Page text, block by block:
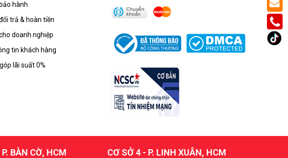
hành
trả & hoàn tiền
doanh nghiệp
tin khách hàng
lãi suất 0%
BÀN CỜ, HCM CƠ SỞ 4 - P. LINH XUÂN, HCM